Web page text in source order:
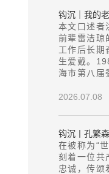
钩沉｜我的
本文口述者
前辈雷洁琼
工作后长期
生爱戴。
海市第八届
2026.07.08
钩沉丨孔繁
在被称为“
刻着一位共
忠诚，传颂